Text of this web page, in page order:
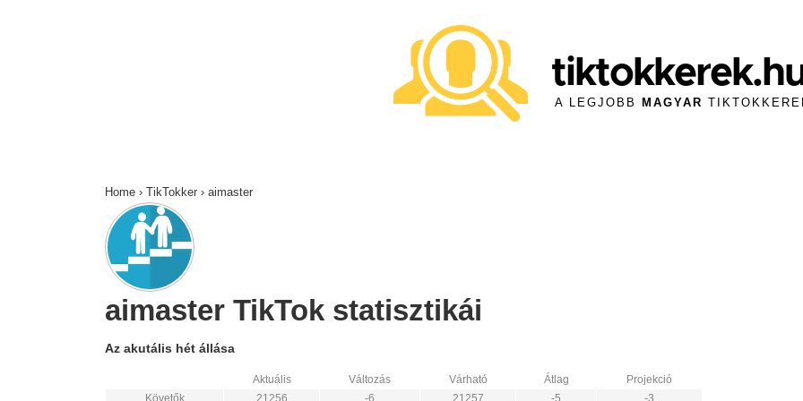
A LEGJOBB MAGYAR
Home › TikTokker › aimaster
aimaster TikTok statisztikái
Az akutális hét állása
Aktuális Változás Várható Átlag
Projekció
Követők
21256 -6 21257 -5 -3